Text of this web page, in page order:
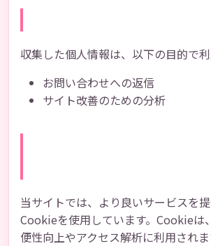
収集した個人情報は、以下の目的で利
お問い合わせへの返信
サイト改善のための分析
当サイトでは、より良いサービスを
Cookieを使用しています。Cookieは
便性向上やアクセス解析に利用されま